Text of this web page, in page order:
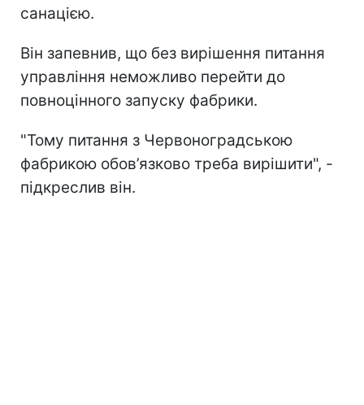
санацією.
Він запевнив, що без вирішення питання
управління неможливо перейти до
повноцінного запуску фабрики.
"Тому питання з Червоноградською
фабрикою обов’язково треба вирішити", -
підкреслив він.